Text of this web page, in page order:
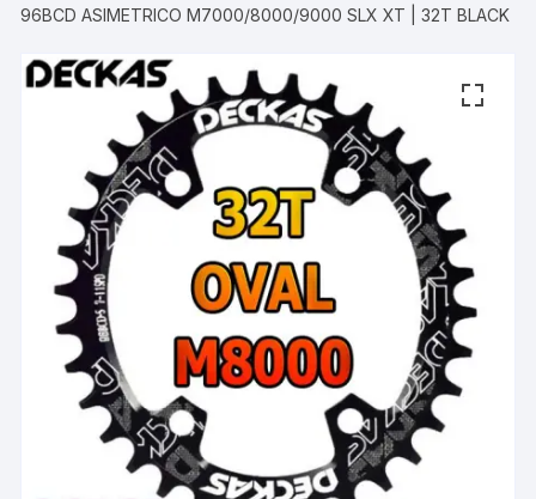
96BCD ASIMETRICO M7000/8000/9000 SLX XT | 32T BLACK